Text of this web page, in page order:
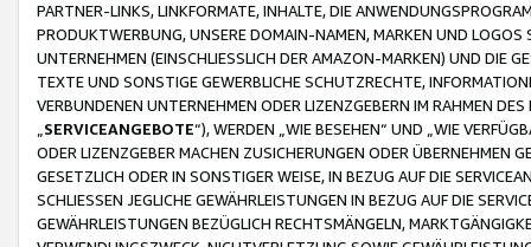
PARTNER-LINKS, LINKFORMATE, INHALTE, DIE
PRODUKTWERBUNG, UNSERE DOMAIN-NAMEN, MARKEN UND
UNTERNEHMEN (EINSCHLIESSLICH DER AMAZON-MARKEN) UND DIE
TEXTE UND SONSTIGE GEWERBLICHE SCHUTZRECHTE,
VERBUNDENEN UNTERNEHMEN ODER LIZENZGEBERN IM RAHMEN
SERVICEANGEBOTE“), WERDEN „WIE BESEHEN“ UND „WIE
ODER LIZENZGEBER MACHEN ZUSICHERUNGEN ODER ÜBERNEHMEN
GESETZLICH ODER IN SONSTIGER WEISE, IN BEZUG AUF DIE
SCHLIESSEN JEGLICHE GEWÄHRLEISTUNGEN IN BEZUG AUF DIE
GEWÄHRLEISTUNGEN BEZÜGLICH RECHTSMÄNGELN,